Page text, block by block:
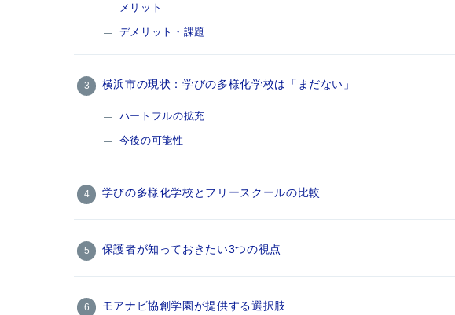
メリット
デメリット・課題
横浜市の現状：学びの多様化学校は「まだない」
ハートフルの拡充
今後の可能性
学びの多様化学校とフリースクールの比較
保護者が知っておきたい3つの視点
モアナビ協創学園が提供する選択肢